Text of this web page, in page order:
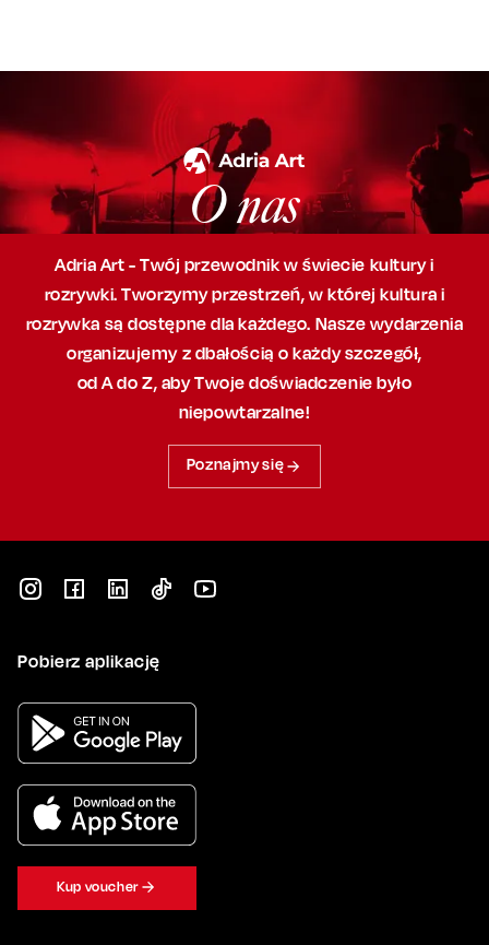
O nas
Adria Art - Twój przewodnik w świecie kultury i
rozrywki. Tworzymy przestrzeń,w której kultura i
rozrywka są dostępne dla każdego. Nasze wydarzenia
organizujemy z dbałością o każdy szczegół,
od A do Z, abyTwoje doświadczenie było
niepowtarzalne!
Poznajmy się
Pobierz aplikację
Kup voucher